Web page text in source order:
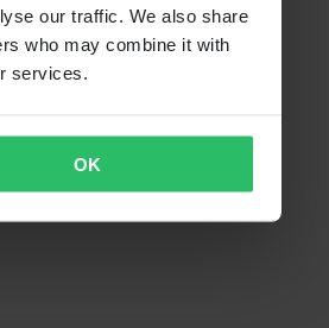
our traffic. We also share
who may combine it with
services.
OK